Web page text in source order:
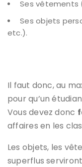
Ses vêtements
Ses objets
etc.).
Il faut donc, au
pour qu’un
Vous devez donc
affaires en les
Les objets, les
superflus